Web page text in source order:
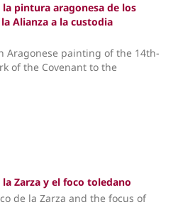
la pintura aragonesa de los
Alianza a la custodia
Aragonese painting of the 14th-
of the Covenant to the
Zarza y el foco toledano
de la Zarza and the focus of